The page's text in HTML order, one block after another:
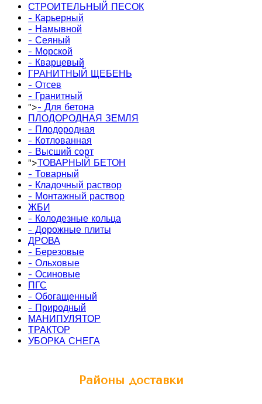
СТРОИТЕЛЬНЫЙ ПЕСОК
- Карьерный
- Намывной
- Сеяный
- Морской
- Кварцевый
ГРАНИТНЫЙ ЩЕБЕНЬ
- Отсев
- Гранитный
">- Для бетона
ПЛОДОРОДНАЯ ЗЕМЛЯ
- Плодородная
- Котлованная
- Высший сорт
">ТОВАРНЫЙ БЕТОН
- Товарный
- Кладочный раствор
- Монтажный раствор
ЖБИ
- Колодезные кольца
- Дорожные плиты
ДРОВА
- Березовые
- Ольховые
- Осиновые
ПГС
- Обогащенный
- Природный
МАНИПУЛЯТОР
ТРАКТОР
УБОРКА СНЕГА
Районы доставки